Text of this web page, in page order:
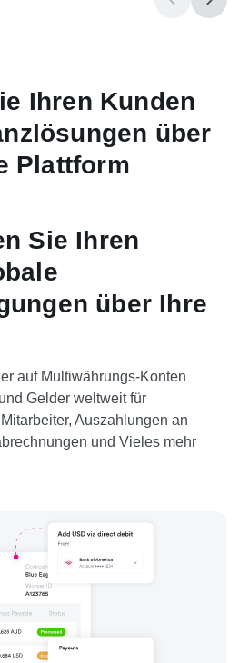
Ihren Kunden
über
Plattform
Sie Ihren
über Ihre
auf Multiwährungs-Konten
Gelder weltweit für
Auszahlungen an
und Vieles mehr